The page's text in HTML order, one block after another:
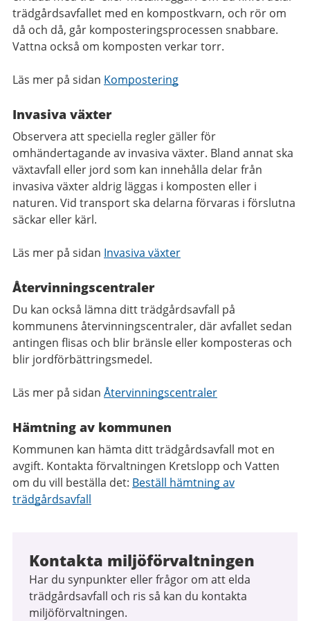
trädgårdsavfallet med en kompostkvarn, och rör om
då och då, går komposteringsprocessen snabbare.
Vattna också om komposten verkar torr.
Läs mer på sidan Kompostering
Invasiva växter
Observera att speciella regler gäller för
omhändertagande av invasiva växter. Bland annat ska
växtavfall eller jord som kan innehålla delar från
invasiva växter aldrig läggas i komposten eller i
naturen. Vid transport ska delarna förvaras i förslutna
säckar eller kärl.
Läs mer på sidan Invasiva växter
Återvinningscentraler
Du kan också lämna ditt trädgårdsavfall på
kommunens återvinningscentraler, där avfallet sedan
antingen flisas och blir bränsle eller komposteras och
blir jordförbättringsmedel.
Läs mer på sidan Återvinningscentraler
Hämtning av kommunen
Kommunen kan hämta ditt trädgårdsavfall mot en
avgift. Kontakta förvaltningen Kretslopp och Vatten
om du vill beställa det: Beställ hämtning av
trädgårdsavfall
Kontakta miljöförvaltningen
Har du synpunkter eller frågor om att elda
trädgårdsavfall och ris så kan du kontakta
miljöförvaltningen.